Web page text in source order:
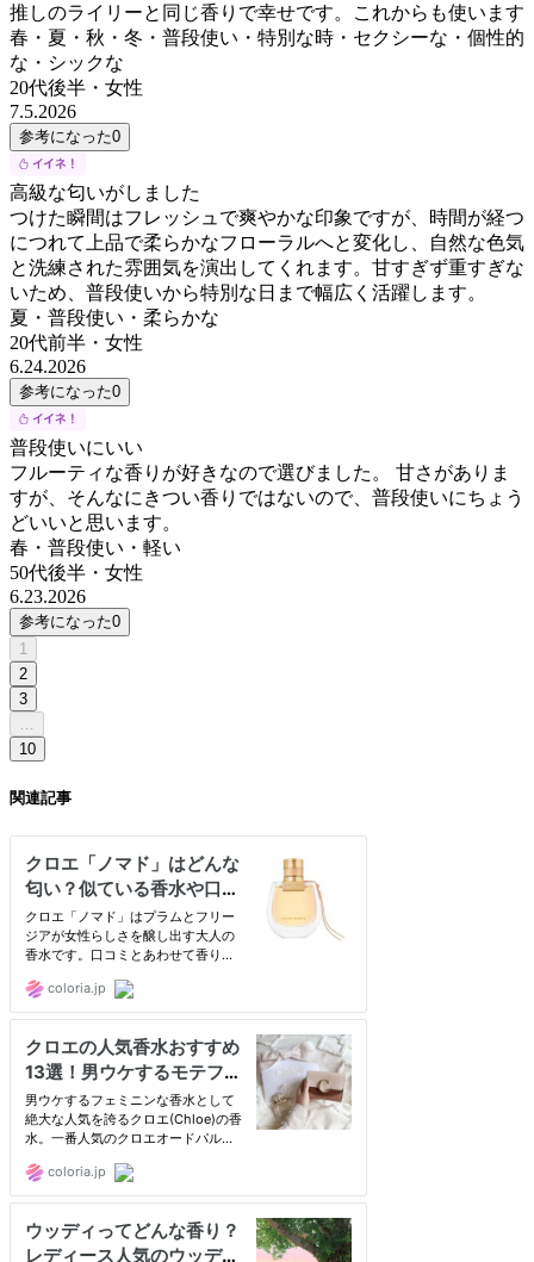
推しのライリーと同じ香りで幸せです。これからも使います
春・夏・秋・冬・普段使い・特別な時・セクシーな・個性的
な・シックな
20代後半 ・ 女性
7.5.2026
参考になった0
高級な匂いがしました
つけた瞬間はフレッシュで爽やかな印象ですが、時間が経つ
につれて上品で柔らかなフローラルへと変化し、自然な色気
と洗練された雰囲気を演出してくれます。甘すぎず重すぎな
いため、普段使いから特別な日まで幅広く活躍します。
夏・普段使い・柔らかな
20代前半 ・ 女性
6.24.2026
参考になった0
普段使いにいい
フルーティな香りが好きなので選びました。 甘さがありま
すが、そんなにきつい香りではないので、普段使いにちょう
どいいと思います。
春・普段使い・軽い
50代後半 ・ 女性
6.23.2026
参考になった0
1
2
3
10
関連記事